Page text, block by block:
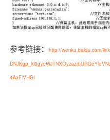
参考链接：
http://wenku.baidu.com/
4AxFIVHGi